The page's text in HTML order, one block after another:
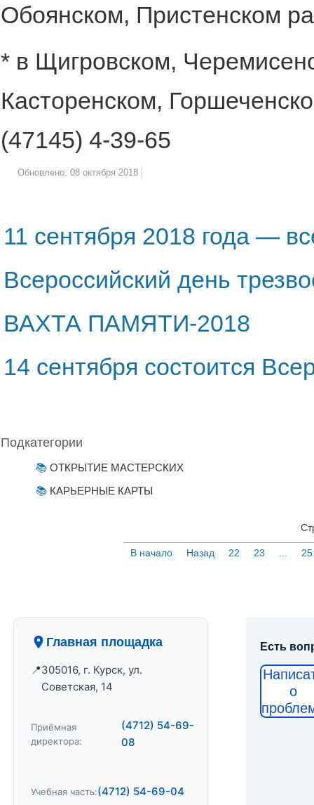
Обоянском, Пристенском
* в Щигровском,
Касторенском,
(47145) 4-39-65
Обновлено: 08 октября 2018
11 сентября 2018 года —
Всероссийский день
ВАХТА ПАМЯТИ-2018
14 сентября состоится
Подкатегории
ОТКРЫТИЕ МАСТЕРСКИХ
КАРЬЕРНЫЕ КАРТЫ
В начало Назад 22 23 25
Главная площадка
305016, г. Курск, ул.
Советская, 14
Приёмная
директора:
(4712) 54-69-
08
Учебная часть:(4712) 54-69-04
Есть
о